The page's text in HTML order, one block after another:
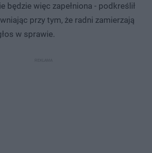
będzie więc zapełniona - podkreślił
przy tym, że radni zamierzają
w sprawie.